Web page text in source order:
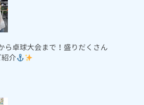
ら卓球大会まで！盛りだくさん
介